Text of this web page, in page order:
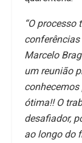
“O
Marcelo
um reunião
ótima!! O
desafiador,
ao longo do